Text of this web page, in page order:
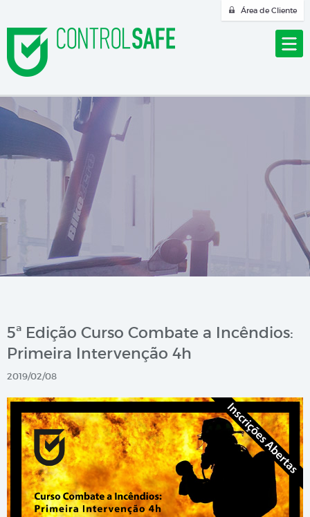
Área de Cliente
5ª Edição Curso Combate a Incêndios:
Primeira Intervenção 4h
2019/02/08